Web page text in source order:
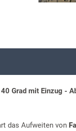
Grad mit Einzug -
das Aufweiten von